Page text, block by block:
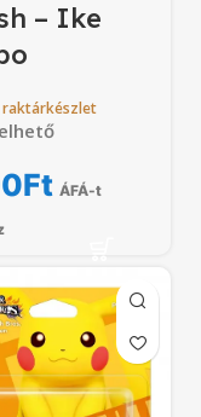
– Ike
raktárkészlet
Ft ÁFÁ-t